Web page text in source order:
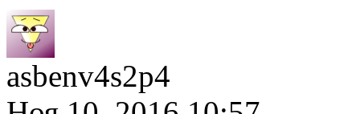
asbenv4s2p4